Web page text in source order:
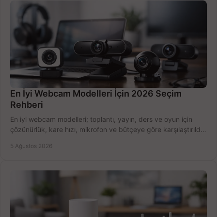
En İyi Webcam Modelleri İçin 2026 Seçim
Rehberi
En iyi webcam modelleri; toplantı, yayın, ders ve oyun için
çözünürlük, kare hızı, mikrofon ve bütçeye göre karşılaştırıldı.
5 Ağustos 2026